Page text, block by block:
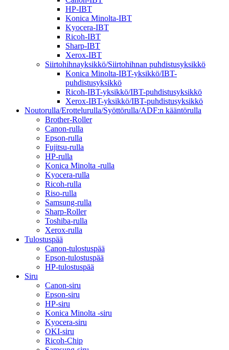
HP-IBT
Konica Minolta-IBT
Kyocera-IBT
Ricoh-IBT
Sharp-IBT
Xerox-IBT
Siirtohihnayksikkö/Siirtohihnan puhdistusyksikkö
Konica Minolta-IBT-yksikkö/IBT-
puhdistusyksikkö
Ricoh-IBT-yksikkö/IBT-puhdistusyksikkö
Xerox-IBT-yksikkö/IBT-puhdistusyksikkö
Noutorulla/Erottelurulla/Syöttörulla/ADF:n kääntörulla
Brother-Roller
Canon-rulla
Epson-rulla
Fujitsu-rulla
HP-rulla
Konica Minolta -rulla
Kyocera-rulla
Ricoh-rulla
Riso-rulla
Samsung-rulla
Sharp-Roller
Toshiba-rulla
Xerox-rulla
Tulostuspää
Canon-tulostuspää
Epson-tulostuspää
HP-tulostuspää
Siru
Canon-siru
Epson-siru
HP-siru
Konica Minolta -siru
Kyocera-siru
OKI-siru
Ricoh-Chip